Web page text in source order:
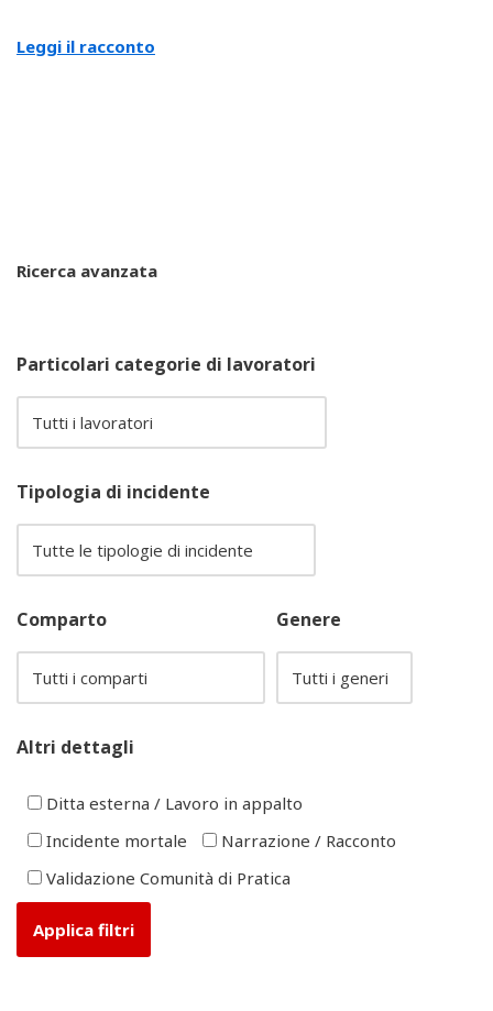
Leggi il racconto
Ricerca avanzata
Particolari categorie di lavoratori
Tipologia di incidente
Comparto Genere
Altri dettagli
Ditta esterna / Lavoro in appalto
Incidente mortale
Narrazione / Racconto
Validazione Comunità di Pratica